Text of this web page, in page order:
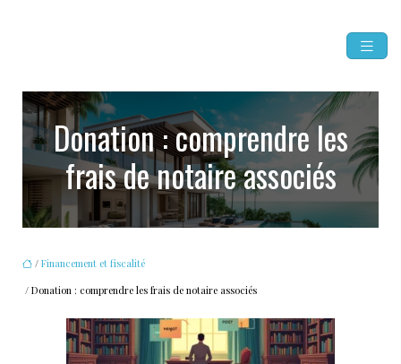
Donation : comprendre les
frais de notaire associés
/ Financement et fiscalité
/ Donation : comprendre les frais de notaire associés